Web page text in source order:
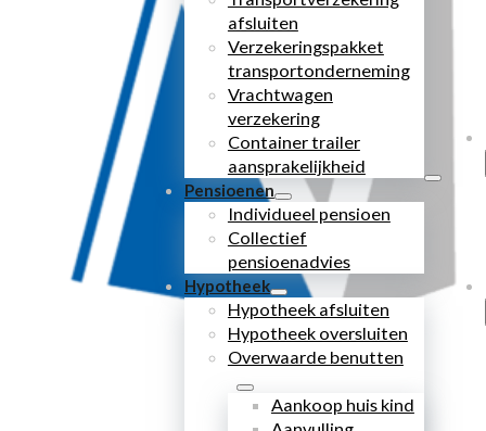
afsluiten
Verzekeringspakket
transportonderneming
Vrachtwagen
verzekering
Container trailer
aansprakelijkheid
Pensioenen
Individueel pensioen
Collectief
pensioenadvies
Hypotheek
Hypotheek afsluiten
Hypotheek oversluiten
Overwaarde benutten
Aankoop huis kind